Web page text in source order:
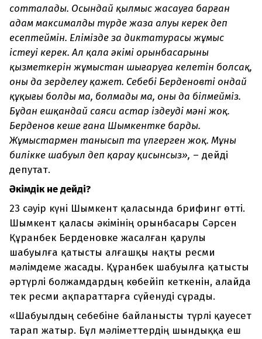
сотталады. Осындай қылмыс жасауға барған
адам максималды түрде жаза алуы керек деп
есептеймін. Елімізде заң диктатурасы жұмыс
істеуі керек. Ал қала әкімі орынбасарының
қызметкерін жұмыстан шығаруға келетін болсақ,
оны да зерделеу қажет. Себебі Берденовтің ондай
құқығы болды ма, болмады ма, оны да білмейміз.
Бұдан ешқандай саяси астар іздеудің мәні жоқ.
Берденов кеше ғана Шымкентке барды.
Жұмыстармен танысып та үлгерген жоқ. Мұны
билікке шабуыл деп қарау қисынсыз», – дейді
депутат.
Әкімдік не дейді?
23 сәуір күні Шымкент қаласында брифинг өтті.
Шымкент қаласы әкімінің орынбасары Сәрсен
Құранбек Берденовке жасалған қарулы
шабуылға қатысты алғашқы нақты ресми
мәлімдеме жасады. Құранбек шабуылға қатысты
әртүрлі болжамдардың көбейіп кеткенін, алайда
тек ресми ақпараттарға сүйенуді сұрады.
«Шабуылдың себебіне байланысты түрлі қауесет
тарап жатыр. Бұл мәліметтердің шындыққа еш